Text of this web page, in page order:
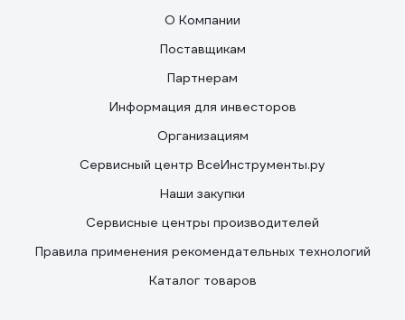
О Компании
Поставщикам
Партнерам
Информация для инвесторов
Организациям
Сервисный центр ВсеИнструменты.ру
Наши закупки
Сервисные центры производителей
Правила применения рекомендательных технологий
Каталог товаров